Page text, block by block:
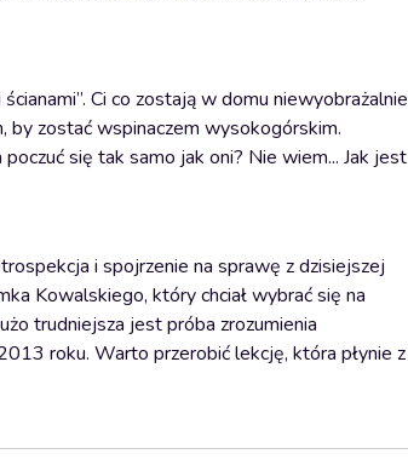
Ci co zostają w domu niewyobrażalnie
by zostać wspinaczem wysokogórskim.
się tak samo jak oni? Nie wiem... Jak jest
i spojrzenie na sprawę z dzisiejszej
Kowalskiego, który chciał wybrać się na
trudniejsza jest próba zrozumienia
roku. Warto przerobić lekcję, która płynie z